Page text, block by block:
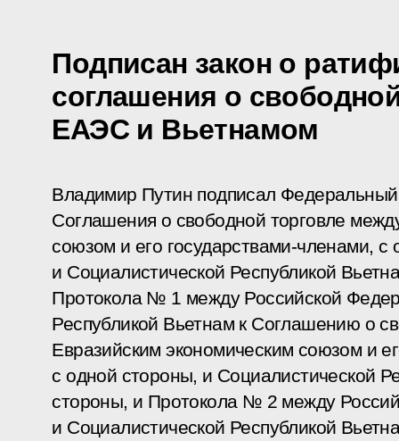
Подписан закон о
соглашения о
ЕАЭС и Вьетнамом
Владимир Путин подписал
Соглашения о свободной торговле
союзом и его государствами-членами, с
и Социалистической Республикой
Протокола № 1 между Российской
Республикой Вьетнам к Соглашению о
Евразийским экономическим союзом и
с одной стороны, и Социалистической
стороны, и Протокола № 2 между
и Социалистической Республикой